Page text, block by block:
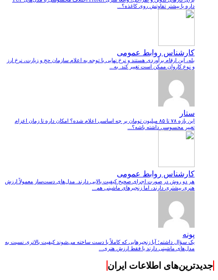
داره یا بیشتر تفاوتش روی کاغذه؟...
کارشناس روابط عمومی
بله، این ارقام برآوردی هستند و نرخ نهایی با توجه به اعلام سازمان حج و زیارت، نرخ ارز
و نوع کاروان ممکن است تغییر کند. به...
ستار
این بازه ۷۸ تا ۸۵ میلیون تومان بر چه اساسی اعلام شده؟ امکان داره تا زمان اعزام
تغییر محسوسی داشته باشه؟...
کارشناس روابط عمومی
هر دو روش در صورت اجرای صحیح کیفیت بالایی دارند. مدل‌های دست‌ساز معمولاً ارزش
هنری بیشتری دارند، اما زنجیرهای ماشینی هم...
پونه
یک سؤال داشتم؛ آیا زنجیرهایی که کاملاً با دست ساخته می‌شوند کیفیت بالاتری نسبت به
مدل‌های ماشینی دارند یا فقط ارزش هنری...
جدیدترین‌های اطلاعات ایران